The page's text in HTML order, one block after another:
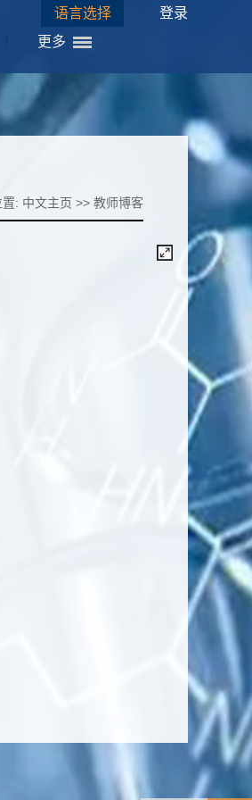
语言选择
更多
登录
置: 中文主页 >> 教师博客